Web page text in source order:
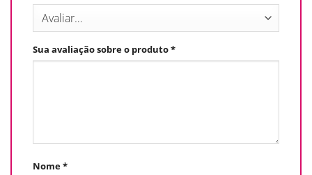
Sua avaliação sobre o produto*
Nome*